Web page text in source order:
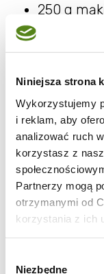
Niniejsza strona
Wykorzystujemy
i reklam, aby
analizować ruch
korzystasz z
Partnerzy mogą
otrzymanymi od
korzystania z ich
Niezbędne
250 g
2 żółtka
100 g
1 laska
DO
1 szklanka